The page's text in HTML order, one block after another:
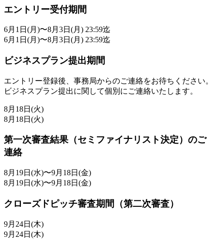
エントリー受付期間
6月1日(月)〜8月3日(月) 23:59迄
6月1日(月)〜8月3日(月) 23:59迄
ビジネスプラン提出期間
エントリー登録後、事務局からのご連絡をお待ちください。
ビジネスプラン提出に関して個別にご連絡いたします。
8月18日(火)
8月18日(火)
第一次審査結果（セミファイナリスト決定）のご
連絡
8月19日(水)〜9月18日(金)
8月19日(水)〜9月18日(金)
クローズドピッチ審査期間（第二次審査）
9月24日(木)
9月24日(木)